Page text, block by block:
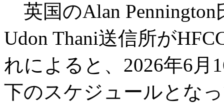
英国のAlan
Udon Thani送信所が
れによると、2026年6月
下のスケジュールとな